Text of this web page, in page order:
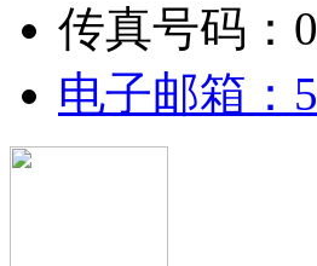
传真号码：
电子邮箱：